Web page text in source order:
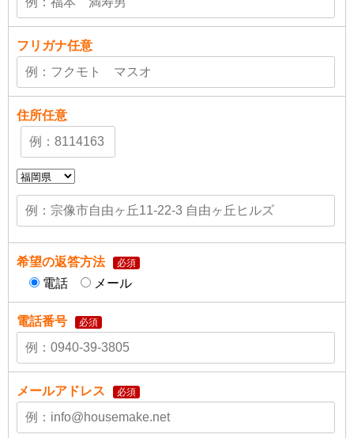
フリガナ任意
住所任意
希望の返答方法 必須
電話 メール
電話番号 必須
メールアドレス 必須